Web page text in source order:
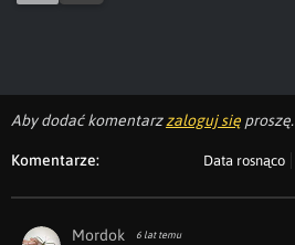
Aby dodać komentarzzaloguj się proszę.
Komentarze: Data rosnąco
Mordok 6 lat temu